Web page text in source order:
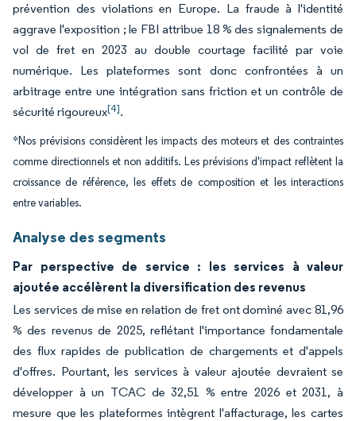
prévention des violations en Europe. La fraude à l'identité
aggrave l'exposition ; le FBI attribue 18 % des signalements de
vol de fret en 2023 au double courtage facilité par voie
numérique. Les plateformes sont donc confrontées à un
arbitrage entre une intégration sans friction et un contrôle de
sécurité rigoureux[4].
*Nos prévisions considèrent les impacts des moteurs et des contraintes
comme directionnels et non additifs. Les prévisions d'impact reflètent la
croissance de référence, les effets de composition et les interactions
entre variables.
Analyse des segments
Par perspective de service : les services à valeur
ajoutée accélèrent la diversification des revenus
Les services de mise en relation de fret ont dominé avec 81,96
% des revenus de 2025, reflétant l'importance fondamentale
des flux rapides de publication de chargements et d'appels
d'offres. Pourtant, les services à valeur ajoutée devraient se
développer à un TCAC de 32,51 % entre 2026 et 2031, à
mesure que les plateformes intègrent l'affacturage, les cartes